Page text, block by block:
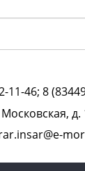
11-46; 8
д.